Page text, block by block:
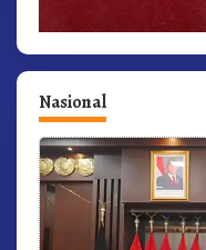
Nasional